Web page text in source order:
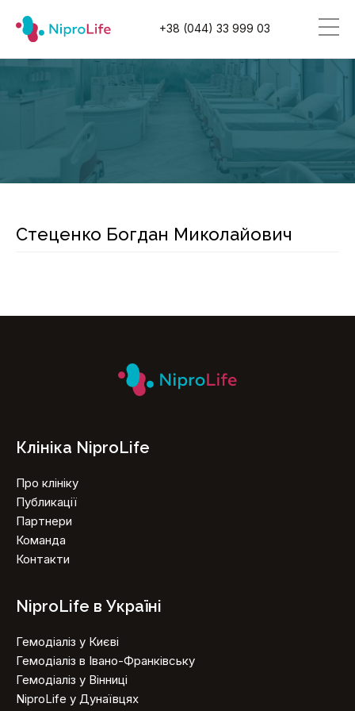
+38 (044) 33 999 03
Стеценко Богдан Миколайович
Клініка NiproLife
Про клініку
Публикації
Партнери
Команда
Контакти
NiproLife в Україні
Гемодіаліз у Києві
Гемодіаліз в Івано-Франківську
Гемодіаліз у Вінниці
NiproLife у Дунаївцях